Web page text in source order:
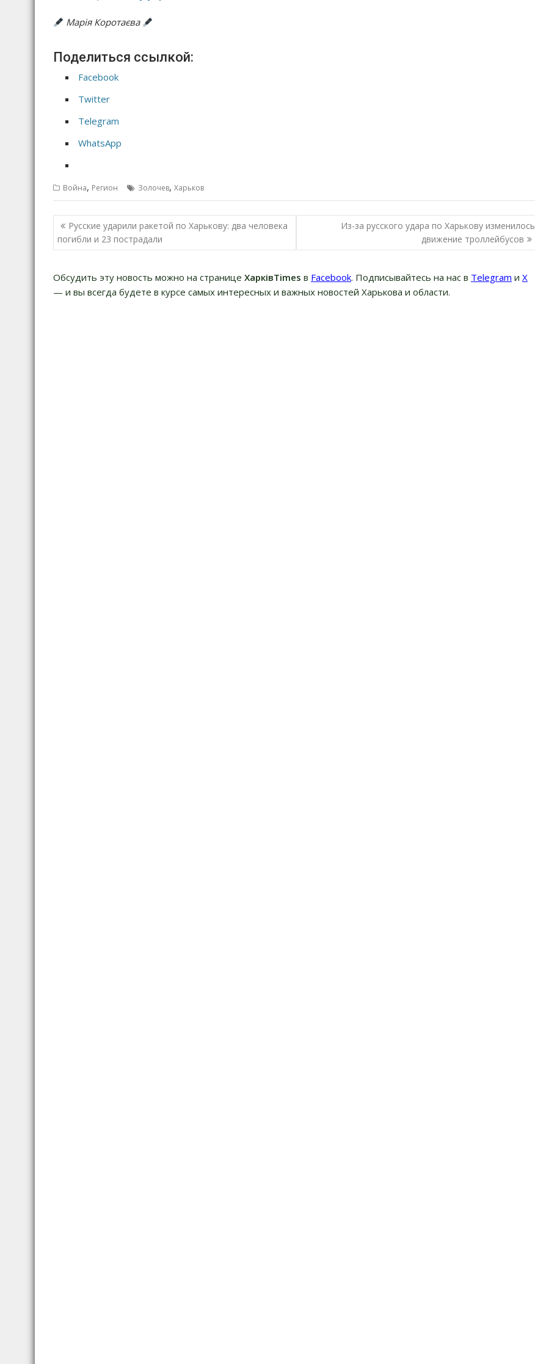
Марія Коротаєва
Поделиться ссылкой:
Facebook
Twitter
Telegram
WhatsApp
Война, Регион Золочев, Харьков
Н
а
и
г
Русские ударили ракетой по Харькову: два человека
погибли и 23 пострадали
Из-за русского удара по Харькову изменилось
движение троллейбусов
Обсудить эту новость можно на странице ХарківTimes в Facebook. Подписывайтесь на нас в Telegram и Х
— и вы всегда будете в курсе самых интересных и важных новостей Харькова и области.